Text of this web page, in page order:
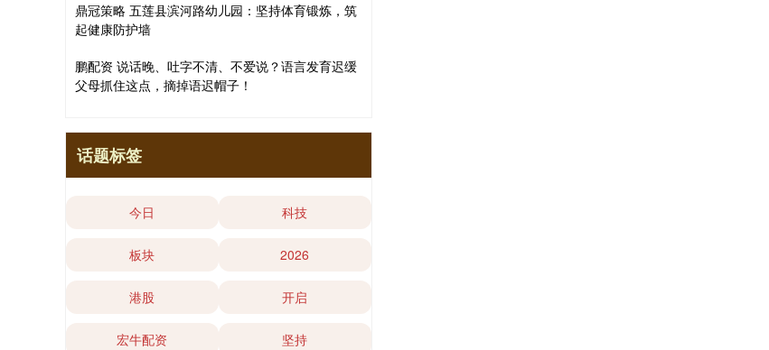
鼎冠策略 五莲县滨河路幼儿园：坚持体育锻炼，筑
起健康防护墙
鹏配资 说话晚、吐字不清、不爱说？语言发育迟缓
父母抓住这点，摘掉语迟帽子！
话题标签
今日 科技
板块 2026
港股 开启
宏牛配资 坚持